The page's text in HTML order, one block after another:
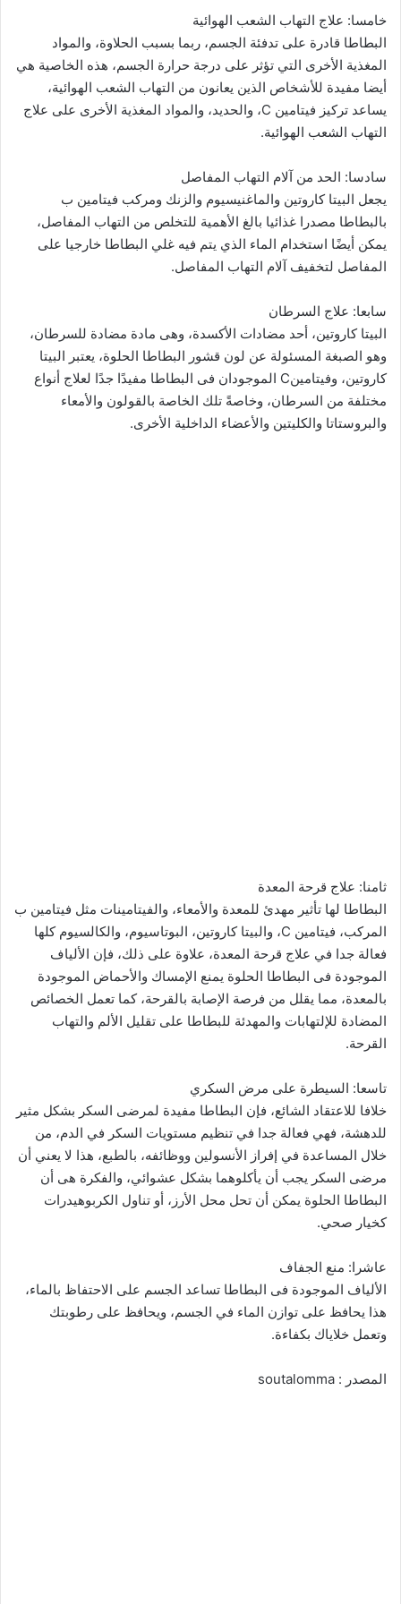
خامسا: علاج التهاب الشعب الهوائية
البطاطا قادرة على تدفئة الجسم، ربما بسبب الحلاوة، والمواد
المغذية الأخرى التي تؤثر على درجة حرارة الجسم، هذه الخاصية هي
أيضا مفيدة للأشخاص الذين يعانون من التهاب الشعب الهوائية،
يساعد تركيز فيتامين C، والحديد، والمواد المغذية الأخرى على علاج
التهاب الشعب الهوائية.
سادسا: الحد من آلام التهاب المفاصل
يجعل البيتا كاروتين والماغنيسيوم والزنك ومركب فيتامين ب
بالبطاطا مصدرا غذائيا بالغ الأهمية للتخلص من التهاب المفاصل،
يمكن أيضًا استخدام الماء الذي يتم فيه غلي البطاطا خارجيا على
المفاصل لتخفيف آلام التهاب المفاصل.
سابعا: علاج السرطان
البيتا كاروتين، أحد مضادات الأكسدة، وهى مادة مضادة للسرطان،
وهو الصبغة المسئولة عن لون قشور البطاطا الحلوة، يعتبر البيتا
كاروتين، وفيتامينC الموجودان فى البطاطا مفيدًا جدًا لعلاج أنواع
مختلفة من السرطان، وخاصةً تلك الخاصة بالقولون والأمعاء
والبروستاتا والكليتين والأعضاء الداخلية الأخرى.
ثامنا: علاج قرحة المعدة
البطاطا لها تأثير مهدئ للمعدة والأمعاء، والفيتامينات مثل فيتامين ب
المركب، فيتامين C، والبيتا كاروتين، البوتاسيوم، والكالسيوم كلها
فعالة جدا في علاج قرحة المعدة، علاوة على ذلك، فإن الألياف
الموجودة فى البطاطا الحلوة يمنع الإمساك والأحماض الموجودة
بالمعدة، مما يقلل من فرصة الإصابة بالقرحة، كما تعمل الخصائص
المضادة للإلتهابات والمهدئة للبطاطا على تقليل الألم والتهاب
القرحة.
تاسعا: السيطرة على مرض السكري
خلافا للاعتقاد الشائع، فإن البطاطا مفيدة لمرضى السكر بشكل مثير
للدهشة، فهي فعالة جدا في تنظيم مستويات السكر في الدم، من
خلال المساعدة في إفراز الأنسولين ووظائفه، بالطبع، هذا لا يعني أن
مرضى السكر يجب أن يأكلوهما بشكل عشوائي، والفكرة هى أن
البطاطا الحلوة يمكن أن تحل محل الأرز، أو تناول الكربوهيدرات
كخيار صحي.
عاشرا: منع الجفاف
الألياف الموجودة فى البطاطا تساعد الجسم على الاحتفاظ بالماء،
هذا يحافظ على توازن الماء في الجسم، ويحافظ على رطوبتك
وتعمل خلاياك بكفاءة.
المصدر : soutalomma